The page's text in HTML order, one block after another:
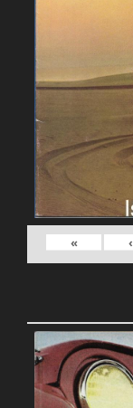
›
»